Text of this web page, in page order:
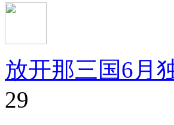
放开那三国6月
29